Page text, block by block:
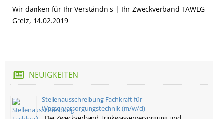
Wir danken für Ihr Verständnis | Ihr Zweckverband TAWEG
Greiz, 14.02.2019
NEUIGKEITEN
Stellenausschreibung Fachkraft für
Wasserversorgungstechnik (m/w/d)